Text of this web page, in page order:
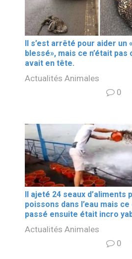
Il s’est arrêté pour aider un
blеssé», mais ce n’était pas
avait en tête.
Actualités Animales
0
Il ajeté 24 seaux d’aliments
poissons dans l’eau mais ce
passé ensuite était incro
Actualités Animales
0